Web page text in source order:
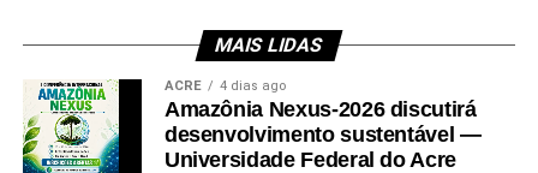
MAIS LIDAS
ACRE 4 dias ago
Amazônia Nexus-2026 discutirá
desenvolvimento sustentável —
Universidade Federal do Acre